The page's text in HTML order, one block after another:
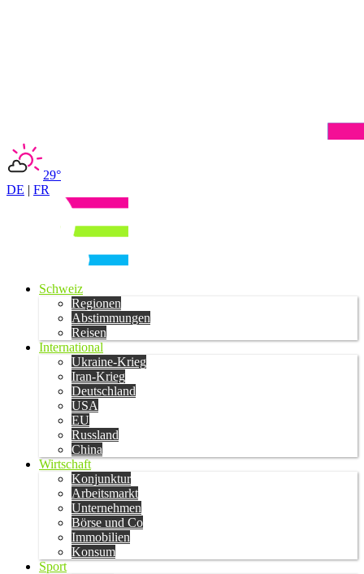
29°
DE | FR
Schweiz
Regionen
Abstimmungen
Reisen
International
Ukraine-Krieg
Iran-Krieg
Deutschland
USA
EU
Russland
China
Wirtschaft
Konjunktur
Arbeitsmarkt
Unternehmen
Börse und Co
Immobilien
Konsum
Sport